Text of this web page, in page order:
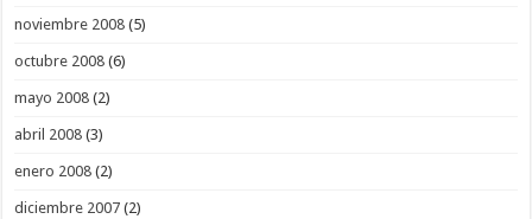
noviembre 2008 (5)
octubre 2008 (6)
mayo 2008 (2)
abril 2008 (3)
enero 2008 (2)
diciembre 2007 (2)